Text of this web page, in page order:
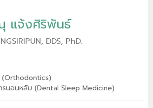
แจ้งศิริพันธ์
DDS, PhD.
รนอนหลับ (Dental Sleep Medicine)